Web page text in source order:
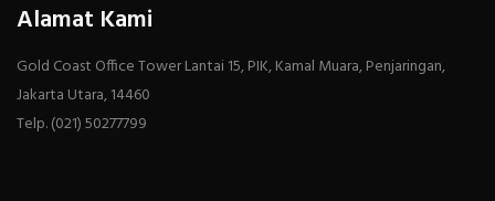
Alamat Kami
Gold Coast Office Tower Lantai 15, PIK, Kamal Muara, Penjaringan,
Jakarta Utara, 14460
Telp. (021) 50277799